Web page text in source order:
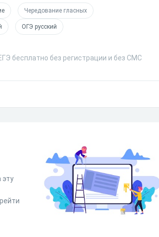
Чередование гласных
ОГЭ русский
бесплатно без регистрации и без СМС
эту